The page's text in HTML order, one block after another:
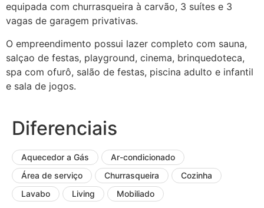
equipada com churrasqueira à carvão, 3 suítes e 3
vagas de garagem privativas.
O empreendimento possui lazer completo com sauna,
salçao de festas, playground, cinema, brinquedoteca,
spa com ofurô, salão de festas, piscina adulto e infantil
e sala de jogos.
Diferenciais
Aquecedor a Gás
Ar-condicionado
Área de serviço
Churrasqueira
Cozinha
Lavabo
Living Mobiliado